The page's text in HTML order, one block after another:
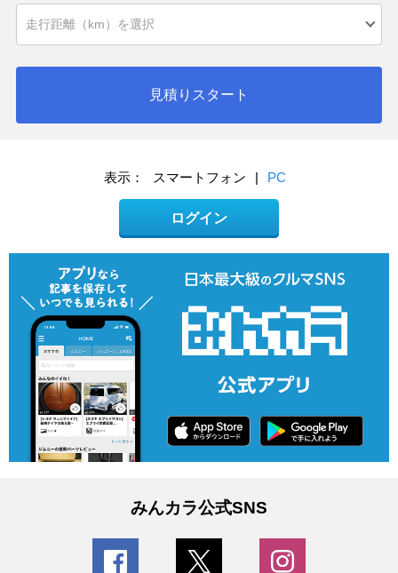
見積りスタート
表示： スマートフォン PC
ログイン
みんカラ公式SNS